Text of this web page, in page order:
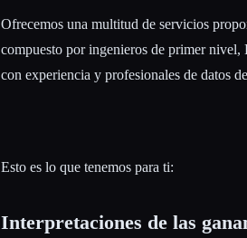
Ofrecemos una multitud de servicios
compuesto por ingenieros de primer
con experiencia y profesionales de datos
Esto es lo que tenemos para ti:
Interpretaciones de las